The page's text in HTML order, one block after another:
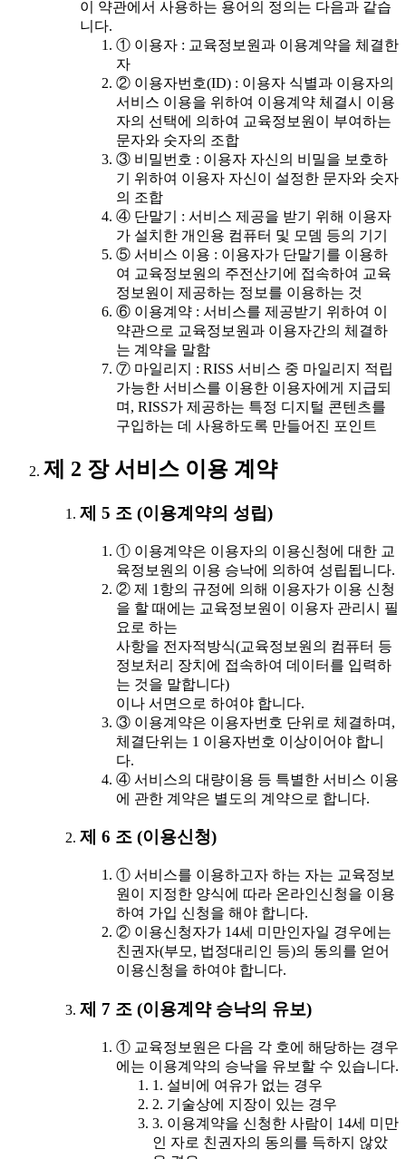
이 약관에서 사용하는 용어의 정의는 다음과 같습
니다.
① 이용자 : 교육정보원과 이용계약을 체결한
자
② 이용자번호(ID) : 이용자 식별과 이용자의
서비스 이용을 위하여 이용계약 체결시 이용
자의 선택에 의하여 교육정보원이 부여하는
문자와 숫자의 조합
③ 비밀번호 : 이용자 자신의 비밀을 보호하
기 위하여 이용자 자신이 설정한 문자와 숫자
의 조합
④ 단말기 : 서비스 제공을 받기 위해 이용자
가 설치한 개인용 컴퓨터 및 모뎀 등의 기기
⑤ 서비스 이용 : 이용자가 단말기를 이용하
여 교육정보원의 주전산기에 접속하여 교육
정보원이 제공하는 정보를 이용하는 것
⑥ 이용계약 : 서비스를 제공받기 위하여 이
약관으로 교육정보원과 이용자간의 체결하
는 계약을 말함
⑦ 마일리지 : RISS 서비스 중 마일리지 적립
가능한 서비스를 이용한 이용자에게 지급되
며, RISS가 제공하는 특정 디지털 콘텐츠를
구입하는 데 사용하도록 만들어진 포인트
제 2 장 서비스 이용 계약
제 5 조 (이용계약의 성립)
① 이용계약은 이용자의 이용신청에 대한 교
육정보원의 이용 승낙에 의하여 성립됩니다.
② 제 1항의 규정에 의해 이용자가 이용 신청
을 할 때에는 교육정보원이 이용자 관리시 필
요로 하는
사항을 전자적방식(교육정보원의 컴퓨터 등
정보처리 장치에 접속하여 데이터를 입력하
는 것을 말합니다)
이나 서면으로 하여야 합니다.
③ 이용계약은 이용자번호 단위로 체결하며,
체결단위는 1 이용자번호 이상이어야 합니
다.
④ 서비스의 대량이용 등 특별한 서비스 이용
에 관한 계약은 별도의 계약으로 합니다.
제 6 조 (이용신청)
① 서비스를 이용하고자 하는 자는 교육정보
원이 지정한 양식에 따라 온라인신청을 이용
하여 가입 신청을 해야 합니다.
② 이용신청자가 14세 미만인자일 경우에는
친권자(부모, 법정대리인 등)의 동의를 얻어
이용신청을 하여야 합니다.
제 7 조 (이용계약 승낙의 유보)
① 교육정보원은 다음 각 호에 해당하는 경우
에는 이용계약의 승낙을 유보할 수 있습니다.
1. 설비에 여유가 없는 경우
2. 기술상에 지장이 있는 경우
3. 이용계약을 신청한 사람이 14세 미만
인 자로 친권자의 동의를 득하지 않았